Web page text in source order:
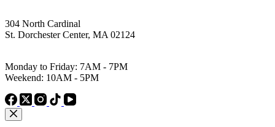
304 North Cardinal
St. Dorchester Center, MA 02124
Monday to Friday: 7AM - 7PM
Weekend: 10AM - 5PM